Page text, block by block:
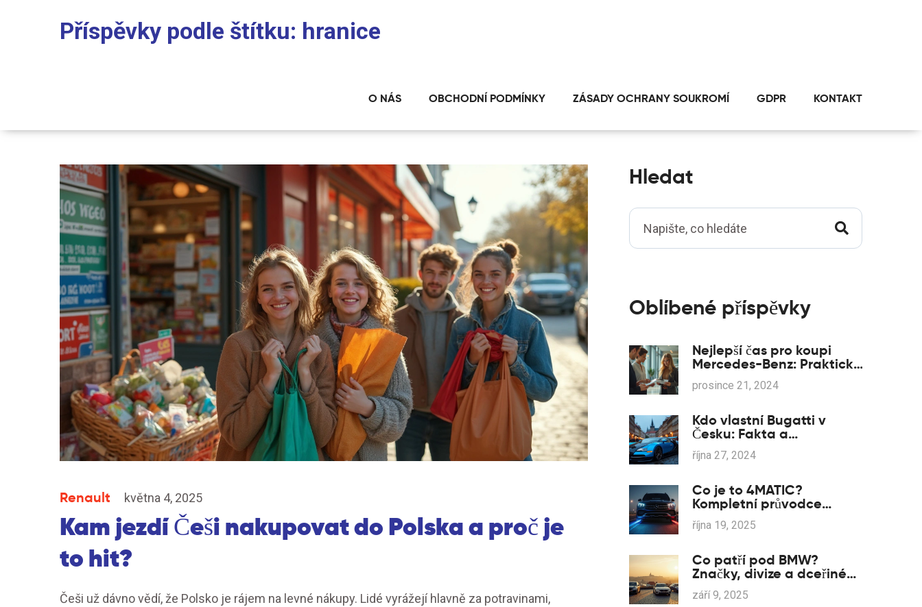
Příspěvky podle štítku: hranice
O NÁS OBCHODNÍ PODMÍNKY ZÁSADY OCHRANY SOUKROMÍ GDPR KONTAKT
Renault května 4, 2025
Kam jezdí Češi nakupovat do Polska a proč je
to hit?
Češi už dávno vědí, že Polsko je rájem na levné nákupy. Lidé vyrážejí hlavně za potravinami,
Hledat
Oblíbené příspěvky
Nejlepší čas pro koupi
Mercedes-Benz: Praktické
rady a tipy
prosince 21, 2024
Kdo vlastní Bugatti v
Česku: Fakta a
zajímavosti
října 27, 2024
Co je to 4MATIC?
Kompletní průvodce
systémem pohonu všech
kol Mercedes‑Benz
října 19, 2025
Co patří pod BMW?
Značky, divize a dceřiné
firmy BMW Group (2025)
září 9, 2025